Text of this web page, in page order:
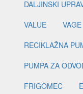
DALJINSKI
VALUE
VAGE
RECIKLAŽNA
PUMPA ZA
FRIGOMEC